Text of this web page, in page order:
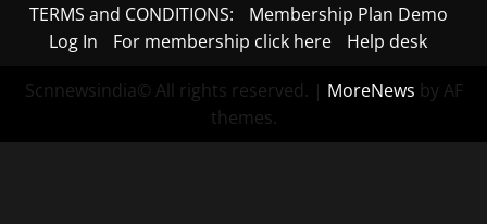
TERMS and CONDITIONS:
Membership Plan Demo
Log In
For membership click here Help desk
Scnnewsindia© All rights reserved. | MoreNews by AF
themes.